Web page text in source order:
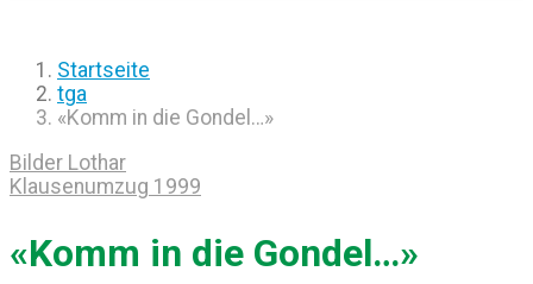
Startseite
tga
«Komm in die Gondel…»
Bilder Lothar
Klausenumzug 1999
«Komm in die Gondel…»